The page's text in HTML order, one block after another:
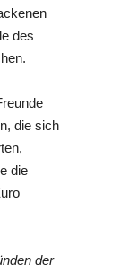
des
die sich
die
der